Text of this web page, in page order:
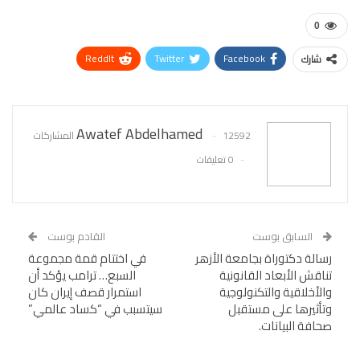
0
شارك Facebook
Twitter
ReddIt
Awatef Abdelhamed
12592 المشاركات
0 تعليقات
السابق بوست
رسالة دكتوراة بجامعة الأزهر
تناقش الأبعاد القانونية
والأخلاقية والتكنولوجية
وتأثيرها على مستقبل
صحافة البيانات.
القادم بوست
في اختتام قمة مجموعة
السبع… ترامب يؤكد أن
استمرار قصف إيران كان
سيتسبب في “كساد عالمي”